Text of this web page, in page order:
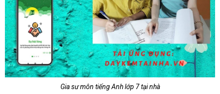
Gia sư môn tiếng Anh lớp 7 tại nhà